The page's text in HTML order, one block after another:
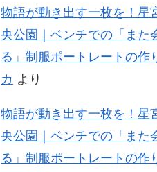
物語が動き出す一枚を！星
央公園｜ベンチでの「また
る」制服ポートレートの作
カ より
物語が動き出す一枚を！星
央公園｜ベンチでの「また
る」制服ポートレートの作